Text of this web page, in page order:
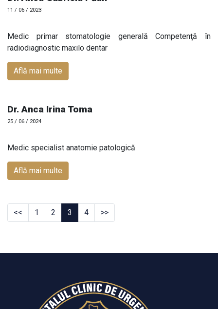
11 / 06 / 2023
Medic primar stomatologie generală Competenţă în
radiodiagnostic maxilo dentar
Află mai multe
Dr. Anca Irina Toma
25 / 06 / 2024
Medic specialist anatomie patologică
Află mai multe
<< 1 2 3 4 >>